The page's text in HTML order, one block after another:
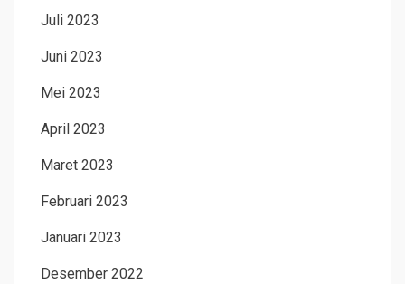
Juli 2023
Juni 2023
Mei 2023
April 2023
Maret 2023
Februari 2023
Januari 2023
Desember 2022